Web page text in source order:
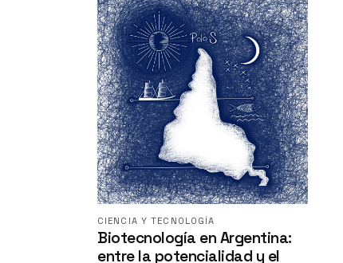
Notas
Acerca de
Contacto
CIENCIA Y TECNOLOGÍA
Biotecnología en Argentina:
entre la potencialidad y el